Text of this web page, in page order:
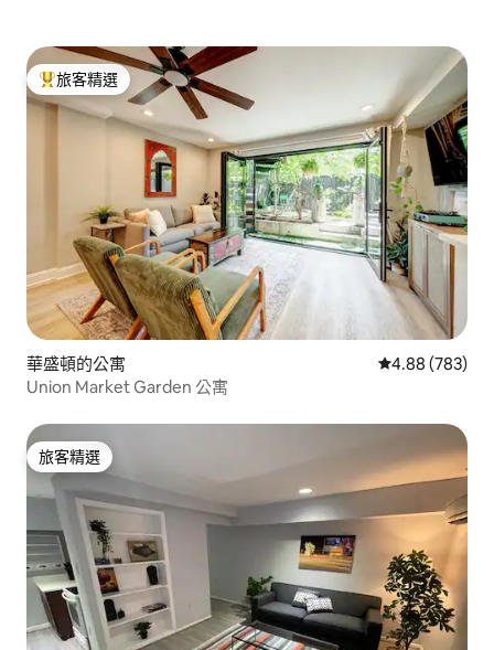
旅客精選榜首
旅客精選
華盛頓的公寓 從 783 則評價
4.88 (783)
Union Market Garden 公寓
旅客精選
旅客精選